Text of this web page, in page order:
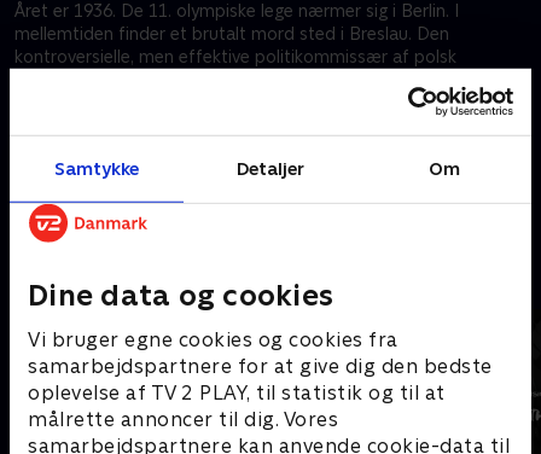
Samtykke Detaljer Om
Dine data og cookies
Vi bruger egne cookies og cookies fra
samarbejdspartnere for at give dig den bedste
oplevelse af TV 2 PLAY, til statistik og til at
målrette annoncer til dig. Vores
samarbejdspartnere kan anvende cookie-data til
Året er 1936. De 11. olympiske lege nærmer sig i Berlin. I
mellemtiden finder et brutalt mord sted i Breslau. Den
kontroversielle, men effektive politikommissær af polsk
mysteriet. Et farligt spil med morderen, der truer både hans
Kræver tilkøb
Mere indhold fra Disney+